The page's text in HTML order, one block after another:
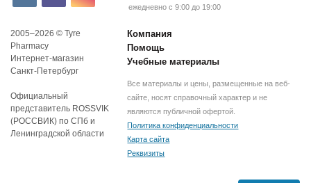
ежедневно с 9:00 до 19:00
2005–2026 © Tyre
Pharmacy
Интернет-магазин
Санкт-Петербург
Официальный
представитель ROSSVIK
(РОССВИК) по СПб и
Ленинградской области
Компания
Помощь
Учебные материалы
Все материалы и цены, размещенные на веб-
сайте, носят справочный характер и не
являются публичной офертой.
Политика конфиденциальности
Карта сайта
Реквизиты